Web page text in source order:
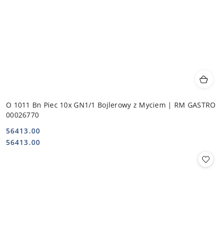
O 1011 Bn Piec 10x GN1/1 Bojlerowy z Myciem | RM GASTRO
00026770
Cena:
56413.00
Cena:
56413.00